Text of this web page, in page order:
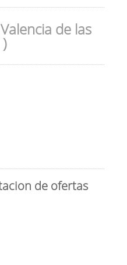
de las
de ofertas